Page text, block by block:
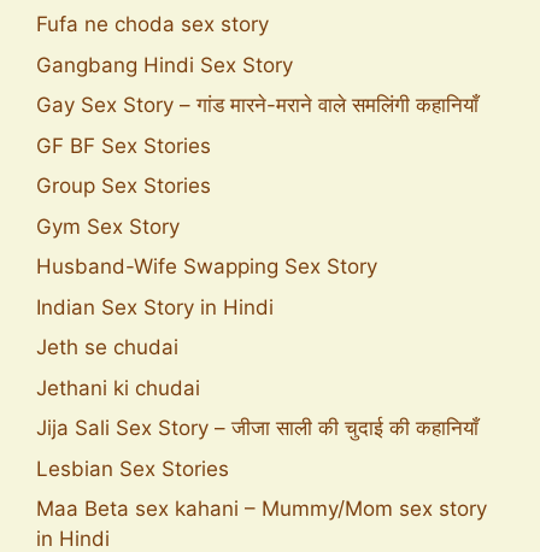
Fufa ne choda sex story
Gangbang Hindi Sex Story
Gay Sex Story – गांड मारने-मराने वाले समलिंगी कहानियाँ
GF BF Sex Stories
Group Sex Stories
Gym Sex Story
Husband-Wife Swapping Sex Story
Indian Sex Story in Hindi
Jeth se chudai
Jethani ki chudai
Jija Sali Sex Story – जीजा साली की चुदाई की कहानियाँ
Lesbian Sex Stories
Maa Beta sex kahani – Mummy/Mom sex story
in Hindi